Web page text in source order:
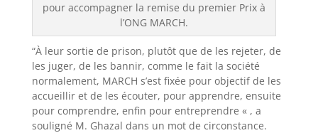
pour accompagner la remise du premier Prix à
l’ONG MARCH.
“À leur sortie de prison, plutôt que de les rejeter, de
les juger, de les bannir, comme le fait la société
normalement, MARCH s’est fixée pour objectif de les
accueillir et de les écouter, pour apprendre, ensuite
pour comprendre, enfin pour entreprendre « , a
souligné M. Ghazal dans un mot de circonstance.